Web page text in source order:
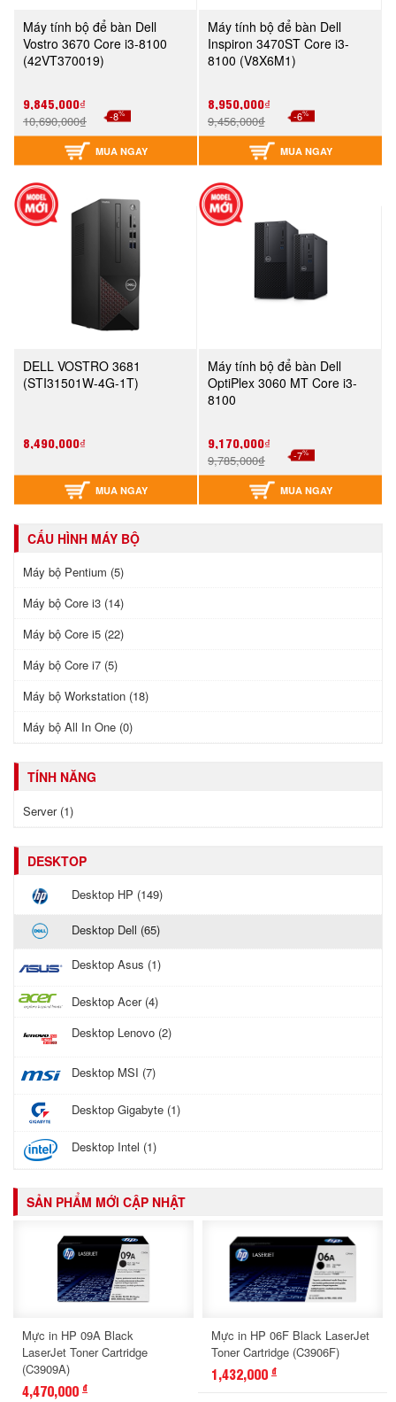
Máy tính bộ để bàn Dell
Vostro 3670 Core i3-8100
(42VT370019)
9,845,000₫
10,690,000₫ -8%
MUA NGAY
Máy tính bộ để bàn Dell
Inspiron 3470ST Core i3-
8100 (V8X6M1)
8,950,000₫
9,456,000₫ -6%
MUA NGAY
DELL VOSTRO 3681
(STI31501W-4G-1T)
8,490,000₫
MUA NGAY
Máy tính bộ để bàn Dell
OptiPlex 3060 MT Core i3-
8100
9,170,000₫
9,785,000₫ -7%
MUA NGAY
CẤU HÌNH MÁY BỘ
Máy bộ Pentium (5)
Máy bộ Core i3 (14)
Máy bộ Core i5 (22)
Máy bộ Core i7 (5)
Máy bộ Workstation (18)
Máy bộ All In One (0)
TÍNH NĂNG
Server (1)
DESKTOP
Desktop HP (149)
Desktop Dell (65)
Desktop Asus (1)
Desktop Acer (4)
Desktop Lenovo (2)
Desktop MSI (7)
Desktop Gigabyte (1)
Desktop Intel (1)
SẢN PHẨM MỚI CẬP NHẬT
Mực in HP 09A Black
LaserJet Toner Cartridge
(C3909A)
4,470,000 đ
Mực in HP 06F Black LaserJet
Toner Cartridge (C3906F)
1,432,000 đ